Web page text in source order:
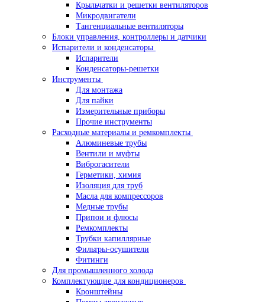
Крыльчатки и решетки вентиляторов
Микродвигатели
Тангенциальные вентиляторы
Блоки управления, контроллеры и датчики
Испарители и конденсаторы
Испарители
Конденсаторы-решетки
Инструменты
Для монтажа
Для пайки
Измерительные приборы
Прочие инструменты
Расходные материалы и ремкомплекты
Алюминевые трубы
Вентили и муфты
Виброгасители
Герметики, химия
Изоляция для труб
Масла для компрессоров
Медные трубы
Припои и флюсы
Ремкомплекты
Трубки капиллярные
Фильтры-осушители
Фитинги
Для промышленного холода
Комплектующие для кондиционеров
Кронштейны